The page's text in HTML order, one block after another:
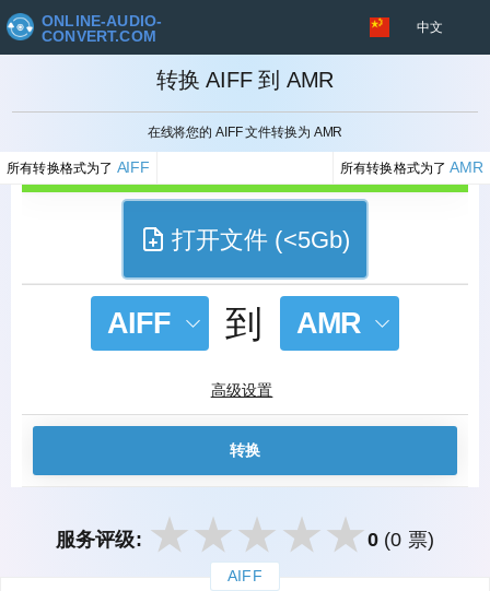
ONLINE-AUDIO-
CONVERT.COM
中文
转换 AIFF 到 AMR
在线将您的 AIFF 文件转换为 AMR
所有转换格式为了 AIFF 所有转换格式为了AMR
取消
打开文件 (<5Gb)
AIFF 到 AMR
高级设置
转换
服务评级: 0 (0 票)
AIFF